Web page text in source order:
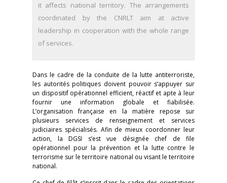
it affects national territory. The arrangements
coordinated by the CNRLT aim at active
leadership in cooperation with the whole range
of services.
Dans le cadre de la conduite de la lutte antiterroriste,
les autorités politiques doivent pouvoir s’appuyer sur
un dispositif opérationnel efficient, réactif et apte à leur
fournir une information globale et fiabilisée.
L’organisation française en la matière repose sur
plusieurs services de renseignement et services
judiciaires spécialisés. Afin de mieux coordonner leur
action, la DGSI s’est vue désignée chef de file
opérationnel pour la prévention et la lutte contre le
terrorisme sur le territoire national ou visant le territoire
national.